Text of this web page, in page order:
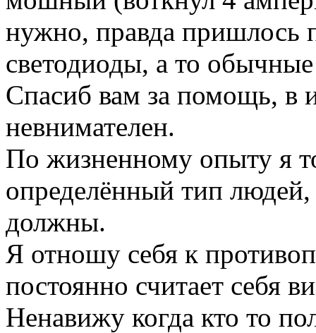
нужно, правда пришлось
светодиоды, а то
Спасиб вам за помощь, в
невнимателен.
По жизненному опыту я
определённый тип людей,
должны.
Я отношу себя к
постоянно считает себя
Ненавижу когда кто то